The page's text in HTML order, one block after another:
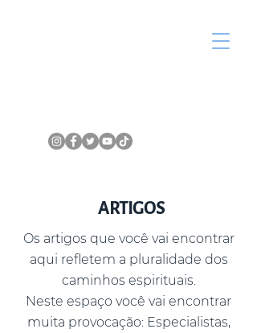
ARTIGOS
Os artigos que você vai encontrar
aqui refletem a pluralidade dos
caminhos espirituais.
Neste espaço você vai encontrar
muita provocação: Especialistas,